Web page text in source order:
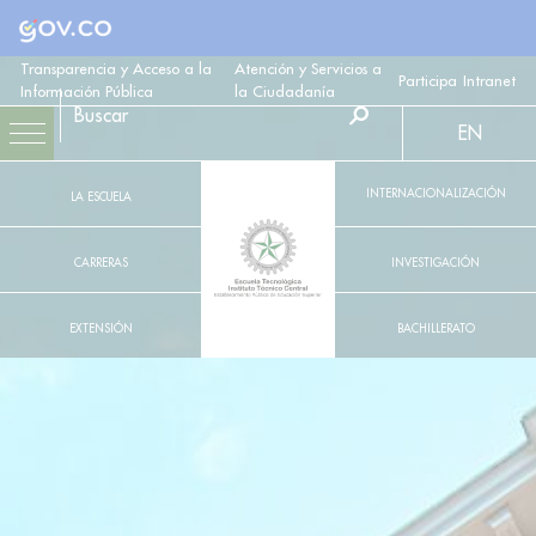
Logo Gobierno de Colombia
Transparencia y Acceso a la
Información Pública
Atención y Servicios a
la Ciudadanía
Participa Intranet
LA ESCUELA
CARRERAS
EXTENSIÓN
EN
INTERNACIONALIZACIÓN
INVESTIGACIÓN
BACHILLERATO